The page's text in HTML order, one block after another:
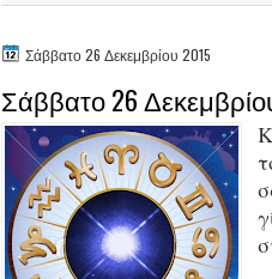
Σάββατο 26 Δεκεμβρίου 2015
Σάββατο 26